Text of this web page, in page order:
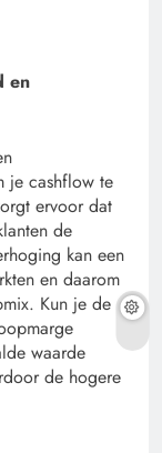
en
je cashflow te
ervoor dat
de
kan een
en daarom
Kun je de
waarde
de hogere